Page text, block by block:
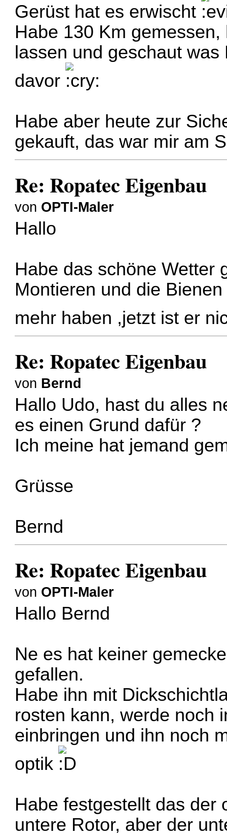
Gerüst hat es erwischt
Habe 130 Km
lassen und geschaut
davor
Habe aber heute zur
gekauft, das war mir am
Re: Ropatec Eigenbau
von OPTI-Maler
Hallo
Habe das schöne Wetter
Montieren und die
mehr haben ,jetzt ist er
Re: Ropatec Eigenbau
von Bernd
Hallo Udo, hast du alles
es einen Grund dafür ?
Ich meine hat jemand
Grüsse
Bernd
Re: Ropatec Eigenbau
von OPTI-Maler
Hallo Bernd
Ne es hat keiner
gefallen.
Habe ihn mit
rosten kann, werde noch
einbringen und ihn noch
optik
Habe festgestellt das der
untere Rotor, aber der